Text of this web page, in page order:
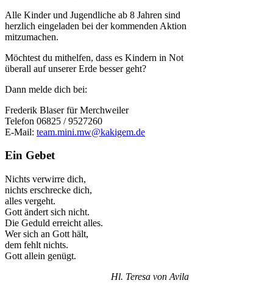
Alle Kinder und Jugendliche ab 8 Jahren sind
herzlich eingeladen bei der kommenden Aktion
mitzumachen.
Möchtest du mithelfen, dass es Kindern in Not
überall auf unserer Erde besser geht?
Dann melde dich bei:
Frederik Blaser für Merchweiler
Telefon 06825 / 9527260
E-Mail: team.mini.mw@kakigem.de
Ein Gebet
Nichts verwirre dich,
nichts erschrecke dich,
alles vergeht.
Gott ändert sich nicht.
Die Geduld erreicht alles.
Wer sich an Gott hält,
dem fehlt nichts.
Gott allein genügt.
Hl. Teresa von Avila